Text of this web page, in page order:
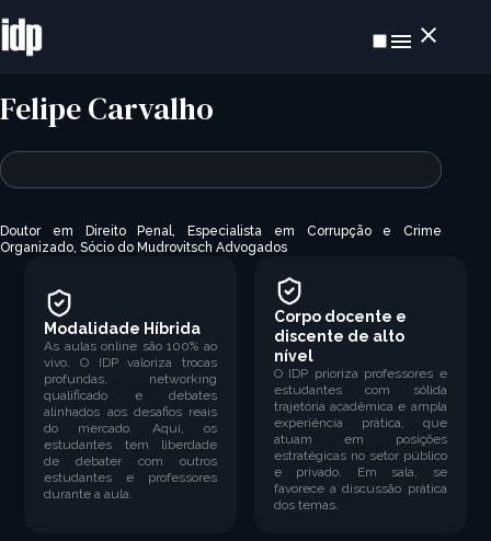
Felipe Carvalho
Doutor em Direito Penal, Especialista em Corrupção e Crime
Organizado, Sócio do Mudrovitsch Advogados
Modalidade Híbrida
As aulas online são 100% ao
vivo. O IDP valoriza trocas
profundas, networking
qualificado e debates
alinhados aos desafios reais
do mercado. Aqui, os
estudantes tem liberdade
de debater com outros
estudantes e professores
durante a aula.
Corpo docente e
discente de alto
nível
O IDP prioriza professores e
estudantes com sólida
trajetória acadêmica e ampla
experiência prática, que
atuam em posições
estratégicas no setor público
e privado. Em sala, se
favorece a discussão prática
dos temas.